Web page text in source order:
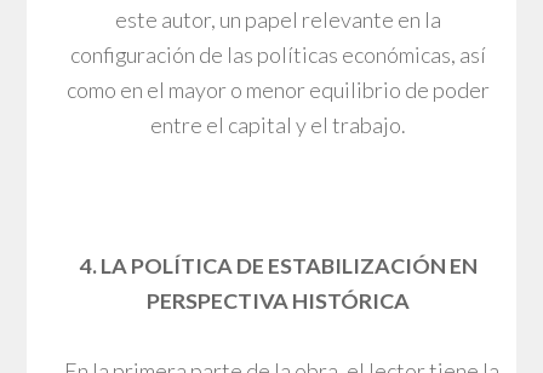
este autor, un papel relevante en la
configuración de las políticas económicas, así
como en el mayor o menor equilibrio de poder
entre el capital y el trabajo.
4. LA POLÍTICA DE ESTABILIZACIÓN EN
PERSPECTIVA HISTÓRICA